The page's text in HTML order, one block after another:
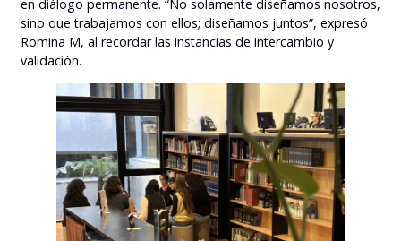
en diálogo permanente. “No solamente diseñamos nosotros,
sino que trabajamos con ellos; diseñamos juntos”, expresó
Romina M, al recordar las instancias de intercambio y
validación.